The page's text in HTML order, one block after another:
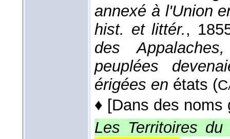
annexé à l'Union
hist. et littér.,
des
peuplées
érigées en états (
♦ [Dans des noms
Les Territoires du